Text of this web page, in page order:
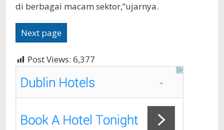
di berbagai macam sektor,”ujarnya.
Next page
Post Views: 6,377